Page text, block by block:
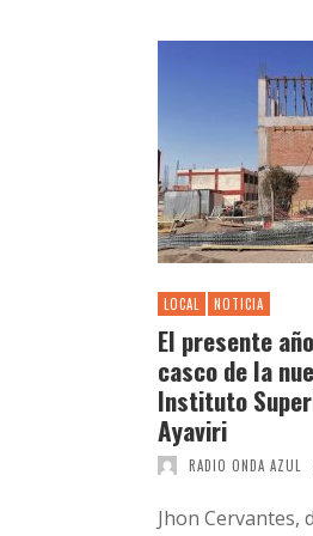
LOCAL NOTICIA
El presente
casco de la
Instituto
Ayaviri
RADIO ONDA AZUL
Jhon